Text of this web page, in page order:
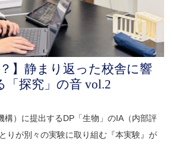
？】静まり返った校舎に響
「探究」の音 vol.2
構）に提出するDP「生物」のIA（内部評
りが別々の実験に取り組む『本実験』が